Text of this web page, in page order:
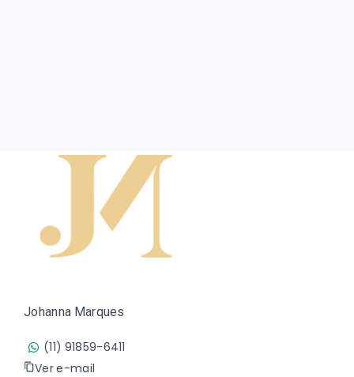
Johanna Marques
(11) 91859-6411
Ver e-mail